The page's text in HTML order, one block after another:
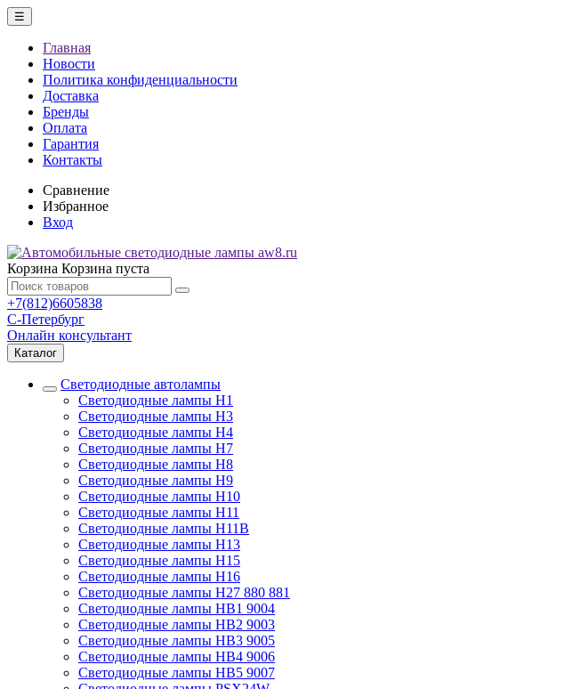
☰
Главная
Новости
Политика конфиденциальности
Доставка
Бренды
Оплата
Гарантия
Контакты
Сравнение
Избранное
Вход
Корзина Корзина пуста
+7(812)6605838
С-Петербург
Онлайн консультант
Каталог
Светодиодные автолампы
Светодиодные лампы H1
Светодиодные лампы H3
Светодиодные лампы H4
Светодиодные лампы H7
Светодиодные лампы H8
Светодиодные лампы H9
Светодиодные лампы H10
Светодиодные лампы H11
Светодиодные лампы H11B
Светодиодные лампы H13
Светодиодные лампы H15
Светодиодные лампы H16
Светодиодные лампы H27 880 881
Светодиодные лампы HB1 9004
Светодиодные лампы HB2 9003
Светодиодные лампы HB3 9005
Светодиодные лампы HB4 9006
Светодиодные лампы HB5 9007